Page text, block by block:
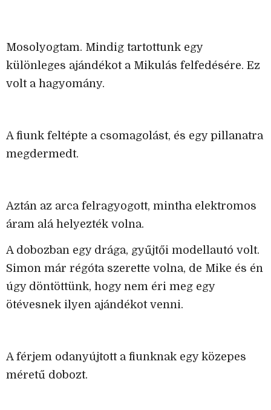
Mosolyogtam. Mindig tartottunk egy
különleges ajándékot a Mikulás felfedésére. Ez
volt a hagyomány.
A fiunk feltépte a csomagolást, és egy pillanatra
megdermedt.
Aztán az arca felragyogott, mintha elektromos
áram alá helyezték volna.
A dobozban egy drága, gyűjtői modellautó volt.
Simon már régóta szerette volna, de Mike és én
úgy döntöttünk, hogy nem éri meg egy
ötévesnek ilyen ajándékot venni.
A férjem odanyújtott a fiunknak egy közepes
méretű dobozt.